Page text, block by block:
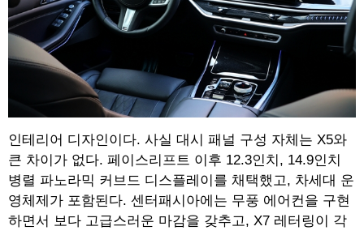
인테리어 디자인이다. 사실 대시 패널 구성 자체는 X5와
큰 차이가 없다. 페이스리프트 이후 12.3인치, 14.9인치
병렬 파노라믹 커브드 디스플레이를 채택했고, 차세대 운
영체제가 포함된다. 센터패시아에는 무풍 에어컨을 구현
하면서 보다 고급스러운 마감을 갖추고, X7 레터링이 각